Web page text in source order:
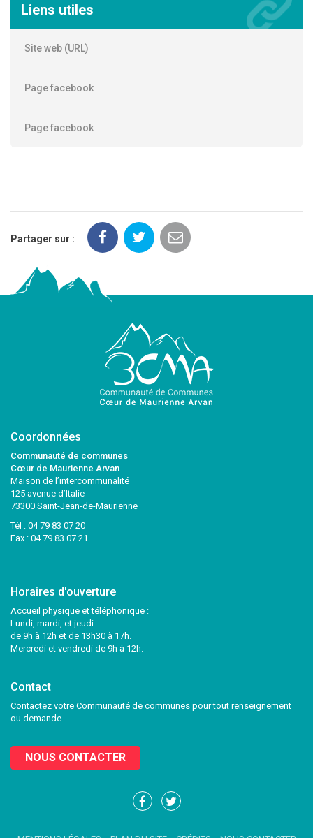
Liens utiles
Site web (URL)
Page facebook
Page facebook
Partager sur :
Coordonnées
Communauté de communes
Cœur de Maurienne Arvan
Maison de l’intercommunalité
125 avenue d’Italie
73300 Saint-Jean-de-Maurienne
Tél : 04 79 83 07 20
Fax : 04 79 83 07 21
Horaires d'ouverture
Accueil physique et téléphonique :
Lundi, mardi, et jeudi
de 9h à 12h et de 13h30 à 17h.
Mercredi et vendredi de 9h à 12h.
Contact
Contactez votre Communauté de communes pour tout renseignement
ou demande.
NOUS CONTACTER
Lien
Lien